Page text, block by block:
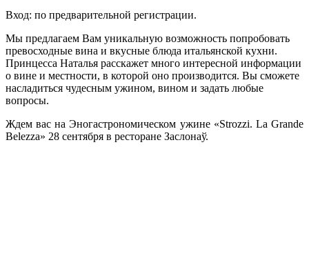
Вход: по предварительной регистрации.
Мы предлагаем Вам уникальную возможность попробовать
превосходные вина и вкусные блюда итальянской кухни.
Принцесса Наталья расскажет много интересной информации
о вине и местности, в которой оно производится. Вы сможете
насладиться чудесным ужином, вином и задать любые
вопросы.
Ждем вас на Эногастрономическом ужине «Strozzi. La Grande
Belezza» 28 сентября в ресторане Заслонаў.